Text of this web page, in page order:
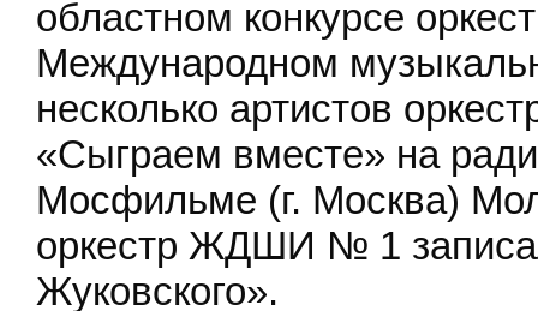
областном конкурсе
Международном
несколько артистов
«Сыграем вместе» на
Мосфильме (г. Москва)
оркестр ЖДШИ № 1
Жуковского».